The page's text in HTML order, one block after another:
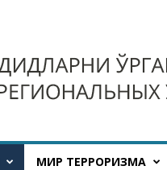
МИР ТЕРРОРИЗМА